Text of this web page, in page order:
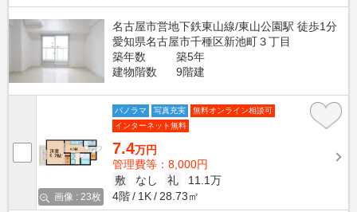
名古屋市営地下鉄東山線/東山公園駅 徒歩1分
愛知県名古屋市千種区新池町３丁目
築年数
築5年
建物階数
9階建
画像 : 23枚
パノラマ 写真充実
無料オンライン相談可
インターネット無料
7.4万円
管理費等：8,000円
敷
なし 礼
11.1万
4階
1K 28.73㎡